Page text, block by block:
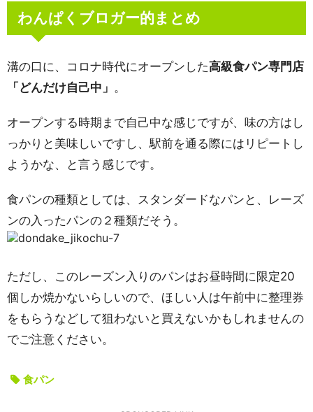
わんぱくブロガー的まとめ
溝の口に、コロナ時代にオープンした高級食パン専門店
「どんだけ自己中」 。
オープンする時期まで自己中な感じですが、味の方はし
っかりと美味しいですし、駅前を通る際にはリピートし
ようかな、と言う感じです。
食パンの種類としては、スタンダードなパンと、レーズ
ンの入ったパンの２種類だそう。
ただし、このレーズン入りのパンはお昼時間に限定20
個しか焼かないらしいので、ほしい人は午前中に整理券
をもらうなどして狙わないと買えないかもしれませんの
でご注意ください。
食パン